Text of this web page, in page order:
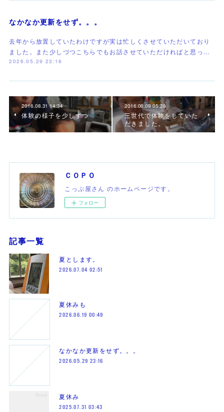
なかなか更新をせず。。。
去年から放置していたわけですが実は忙しくさせていただいており
ました。また少しづつこちらでもお話させていただければと思っ…
2026.05.29 23:16
2016.08.31 14:34
体験の様子を少しずつ
2016.08.09 05:28
三世代で体験をしていた
だきました。
ＣＯＰＯ
こっぷ屋さん のホームページです。
フォロー
記事一覧
夏とします。
2026.07.04 02:51
夏休みも
2026.06.19 00:49
なかなか更新をせず。。。
2026.05.29 23:16
夏休み
2025.07.31 03:43